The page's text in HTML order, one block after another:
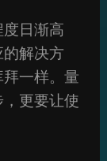
日渐高
解决方
一样。量
更要让使